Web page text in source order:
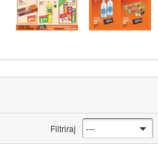
Filtriraj